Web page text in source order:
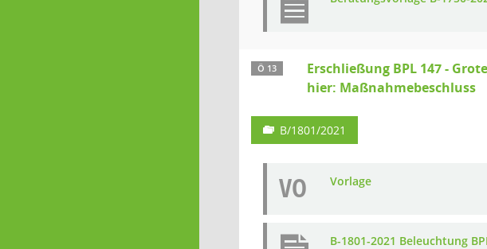
Ö 13
Erschließung BPL 147 -
hier: Maßnahmebeschluss
B/1801/2021
VO Vorlage
B-1801-2021 Beleuchtung